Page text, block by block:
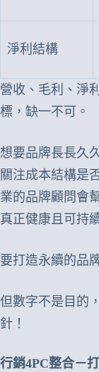
淨利結構
營收、毛利、淨
標，缺一不可。
想要品牌長長久
關注成本結構是
業的品牌顧問會
真正健康且可持
要打造永續的品
但數字不是目的
針！
行銷4PC整合－